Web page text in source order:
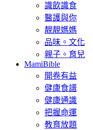
識飲識食
醫護與你
靚靚媽媽
品味。文化
親子。育兒
MamiBible
開卷有益
健康食譜
健康通識
把握命運
教育放題